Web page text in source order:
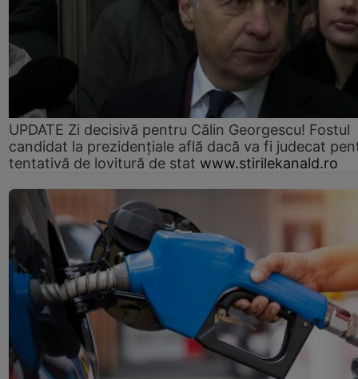
UPDATE Zi decisivă pentru Călin Georgescu! Fostul
candidat la prezidențiale află dacă va fi judecat
tentativă de lovitură de stat www.stirilekanald.ro